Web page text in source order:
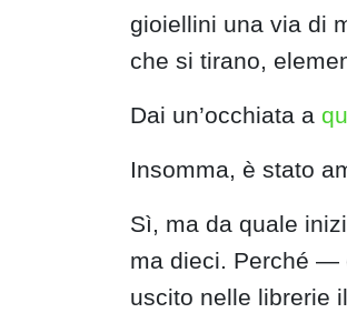
gioiellini una via di
che si tirano,
Dai un’occhiata a
Insomma, è stato
Sì, ma da quale
ma dieci. Perché —
uscito nelle librerie